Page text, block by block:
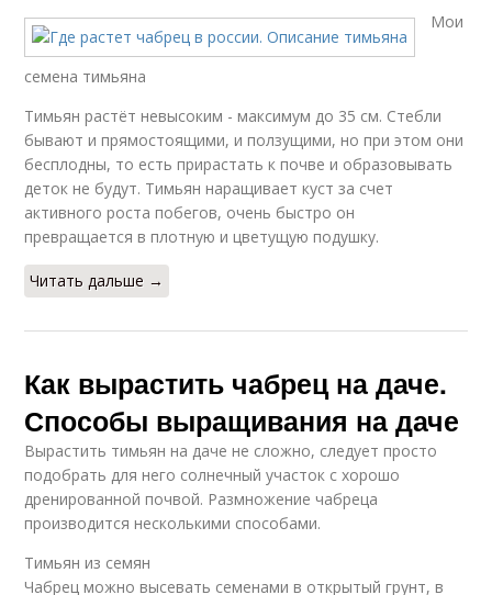
Мои
семена тимьяна
Тимьян растёт невысоким - максимум до 35 см. Стебли
бывают и прямостоящими, и ползущими, но при этом они
бесплодны, то есть прирастать к почве и образовывать
деток не будут. Тимьян наращивает куст за счет
активного роста побегов, очень быстро он
превращается в плотную и цветущую подушку.
Читать дальше →
Как вырастить чабрец на даче.
Способы выращивания на даче
Вырастить тимьян на даче не сложно, следует просто
подобрать для него солнечный участок с хорошо
дренированной почвой. Размножение чабреца
производится несколькими способами.
Тимьян из семян
Чабрец можно высевать семенами в открытый грунт, в